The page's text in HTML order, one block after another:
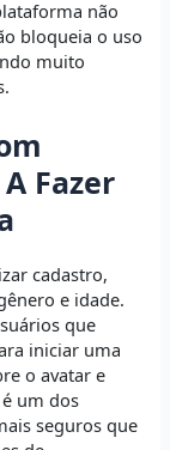
não
bloqueia o uso
muito
Fazer
cadastro,
e idade.
que
iniciar uma
o avatar e
um dos
seguros que